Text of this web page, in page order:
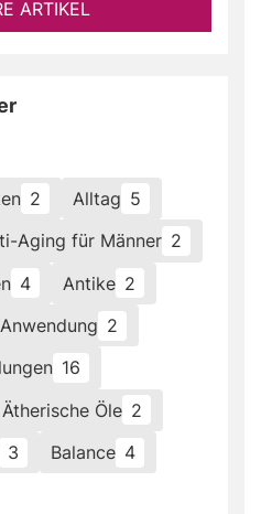
ARTIKEL
2 Alltag 5
Aging für Männer 2
4 Antike 2
Anwendung 2
16
Ätherische Öle 2
3 Balance 4